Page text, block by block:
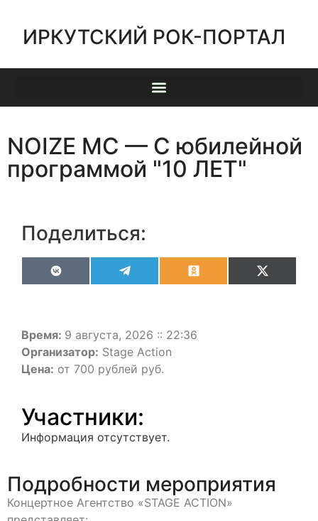
ИРКУТСКИЙ РОК-ПОРТАЛ
NOIZE MC — C юбилейной
программой "10 ЛЕТ"
Поделиться:
VK OdnoklassnikiX
(Twitter)
Время: 9 августа, 2026 :: 22:36
Организатор: Stage Action
Цена: от 700 рублей руб.
Участники:
Информация отсутствует.
Подробности мероприятия
Концертное Агентство «STAGE ACTION»